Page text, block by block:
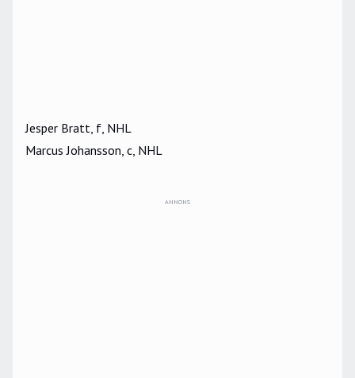
Jesper Bratt, f, NHL
Marcus Johansson, c, NHL
ANNONS